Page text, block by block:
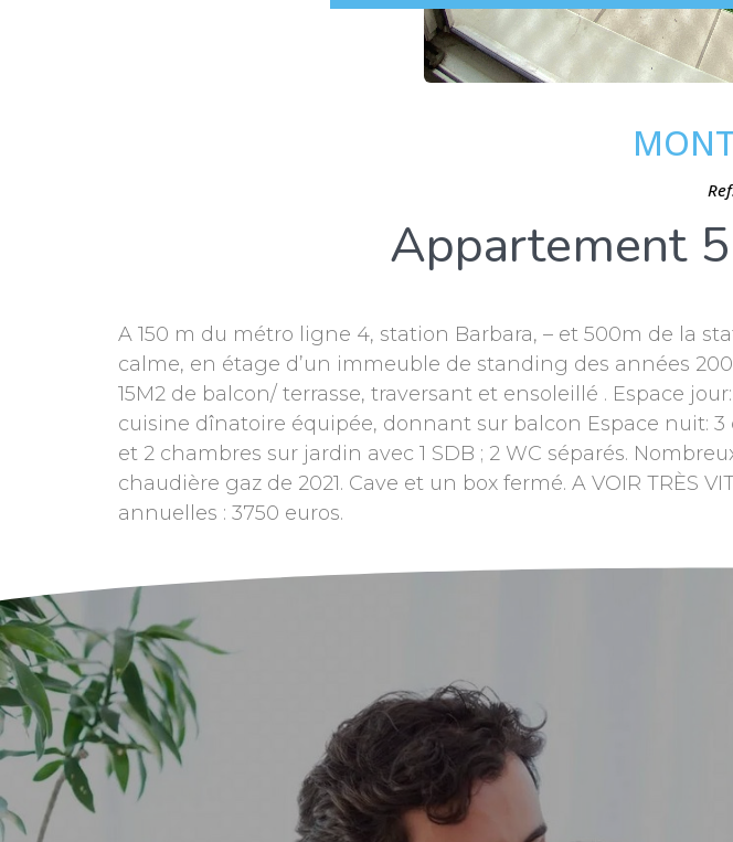
Appartement
A 150 m du métro ligne 4, station Barbara, – et 500m de la
calme, en étage d’un immeuble de standing des années
15M2 de balcon/ terrasse, traversant et ensoleillé . Espace
cuisine dînatoire équipée, donnant sur balcon Espace nuit:
et 2 chambres sur jardin avec 1 SDB ; 2 WC séparés.
chaudière gaz de 2021. Cave et un box fermé. A VOIR TRÈS
annuelles : 3750 euros.